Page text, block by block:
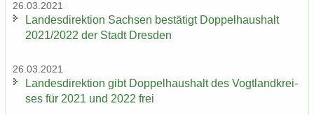
26.03.2021
Lan­des­di­rek­ti­on Sach­sen be­stä­tigt Dop­pel­haus­halt
2021/2022 der Stadt Dres­den
26.03.2021
Lan­des­di­rek­ti­on gibt Dop­pel­haus­halt des Vogt­land­krei­
ses für 2021 und 2022 frei